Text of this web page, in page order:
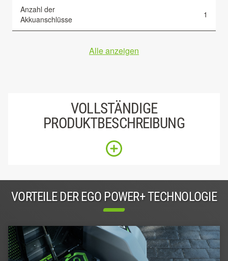
Anzahl der
Akkuanschlüsse
1
Alle anzeigen
VOLLSTÄNDIGE
PRODUKTBESCHREIBUNG
VORTEILE DER EGO POWER+ TECHNOLOGIE